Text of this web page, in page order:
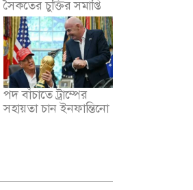
সৈকতের চুক্তির সমাপ্তি
পদ বাঁচাতে ট্রাম্পের
সহায়তা চান ইনফান্তিনো